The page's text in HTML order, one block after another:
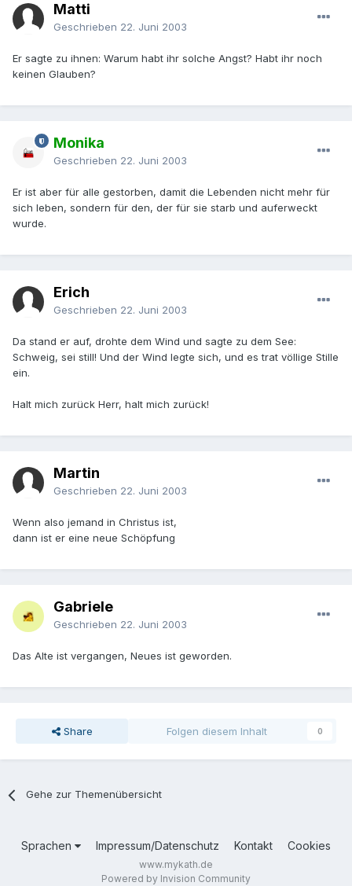
Matti
Geschrieben 22. Juni 2003
Er sagte zu ihnen: Warum habt ihr solche Angst? Habt ihr noch
keinen Glauben?
Monika
Geschrieben 22. Juni 2003
Er ist aber für alle gestorben, damit die Lebenden nicht mehr für
sich leben, sondern für den, der für sie starb und auferweckt
wurde.
Erich
Geschrieben 22. Juni 2003
Da stand er auf, drohte dem Wind und sagte zu dem See:
Schweig, sei still! Und der Wind legte sich, und es trat völlige Stille
ein.
Halt mich zurück Herr, halt mich zurück!
Martin
Geschrieben 22. Juni 2003
Wenn also jemand in Christus ist,
dann ist er eine neue Schöpfung
Gabriele
Geschrieben 22. Juni 2003
Das Alte ist vergangen, Neues ist geworden.
Share Folgen diesem Inhalt 0
Gehe zur Themenübersicht
Sprachen Impressum/Datenschutz Kontakt Cookies
www.mykath.de
Powered by Invision Community